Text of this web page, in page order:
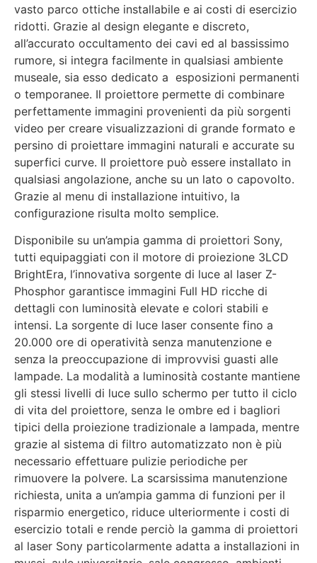
vasto parco ottiche installabile e ai costi di esercizio
ridotti. Grazie al design elegante e discreto,
all’accurato occultamento dei cavi ed al bassissimo
rumore, si integra facilmente in qualsiasi ambiente
museale, sia esso dedicato a esposizioni permanenti
o temporanee. Il proiettore permette di combinare
perfettamente immagini provenienti da più sorgenti
video per creare visualizzazioni di grande formato e
persino di proiettare immagini naturali e accurate su
superfici curve. Il proiettore può essere installato in
qualsiasi angolazione, anche su un lato o capovolto.
Grazie al menu di installazione intuitivo, la
configurazione risulta molto semplice.
Disponibile su un’ampia gamma di proiettori Sony,
tutti equipaggiati con il motore di proiezione 3LCD
BrightEra, l’innovativa sorgente di luce al laser Z-
Phosphor garantisce immagini Full HD ricche di
dettagli con luminosità elevate e colori stabili e
intensi. La sorgente di luce laser consente fino a
20.000 ore di operatività senza manutenzione e
senza la preoccupazione di improvvisi guasti alle
lampade. La modalità a luminosità costante mantiene
gli stessi livelli di luce sullo schermo per tutto il ciclo
di vita del proiettore, senza le ombre ed i bagliori
tipici della proiezione tradizionale a lampada, mentre
grazie al sistema di filtro automatizzato non è più
necessario effettuare pulizie periodiche per
rimuovere la polvere. La scarsissima manutenzione
richiesta, unita a un’ampia gamma di funzioni per il
risparmio energetico, riduce ulteriormente i costi di
esercizio totali e rende perciò la gamma di proiettori
al laser Sony particolarmente adatta a installazioni in